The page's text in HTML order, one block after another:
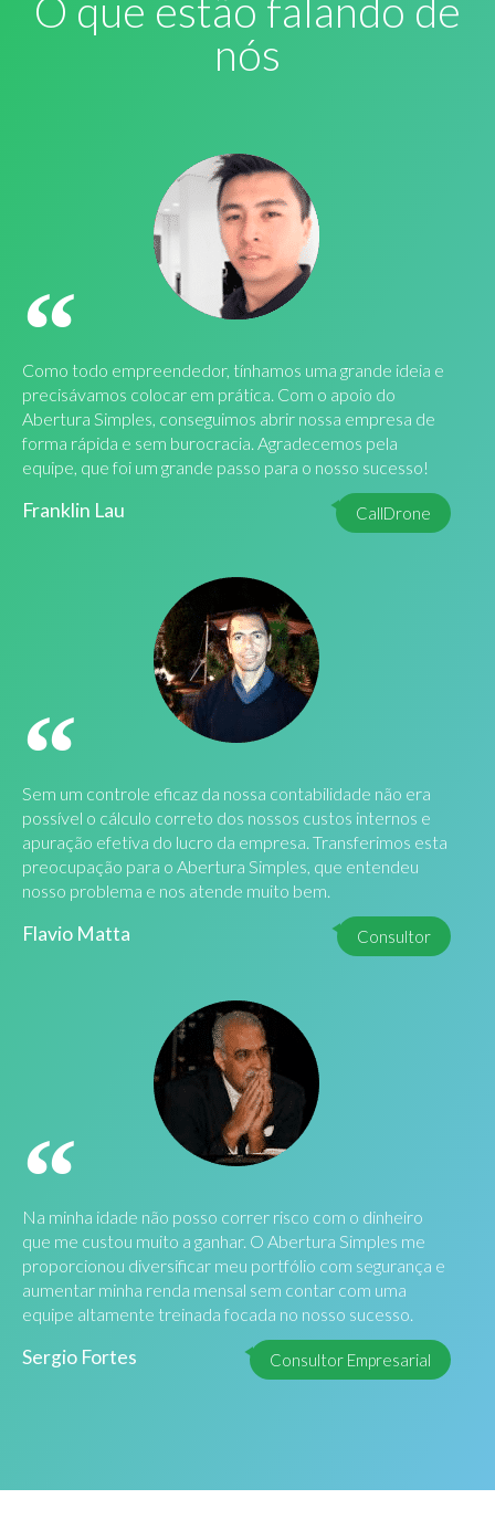
O que estão falando de
nós
Como todo empreendedor, tínhamos uma grande ideia e
precisávamos colocar em prática. Com o apoio do
Abertura Simples, conseguimos abrir nossa empresa de
forma rápida e sem burocracia. Agradecemos pela
equipe, que foi um grande passo para o nosso sucesso!
Franklin Lau CallDrone
Sem um controle eficaz da nossa contabilidade não era
possível o cálculo correto dos nossos custos internos e
apuração efetiva do lucro da empresa. Transferimos esta
preocupação para o Abertura Simples, que entendeu
nosso problema e nos atende muito bem.
Flavio Matta Consultor
Na minha idade não posso correr risco com o dinheiro
que me custou muito a ganhar. O Abertura Simples me
proporcionou diversificar meu portfólio com segurança e
aumentar minha renda mensal sem contar com uma
equipe altamente treinada focada no nosso sucesso.
Sergio Fortes Consultor Empresarial